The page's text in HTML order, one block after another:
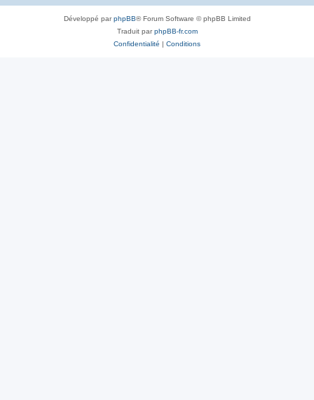
Développé parphpBB® Forum Software © phpBB Limited
Traduit parphpBB-fr.com
Confidentialité | Conditions